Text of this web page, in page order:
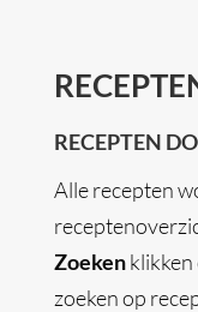
RECEPTEN
Alle recepten
Zoekenklikken
zoeken op